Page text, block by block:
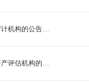
关于公开选聘审计机构的公告[已截止]
关于公开选聘资产评估机构的公告